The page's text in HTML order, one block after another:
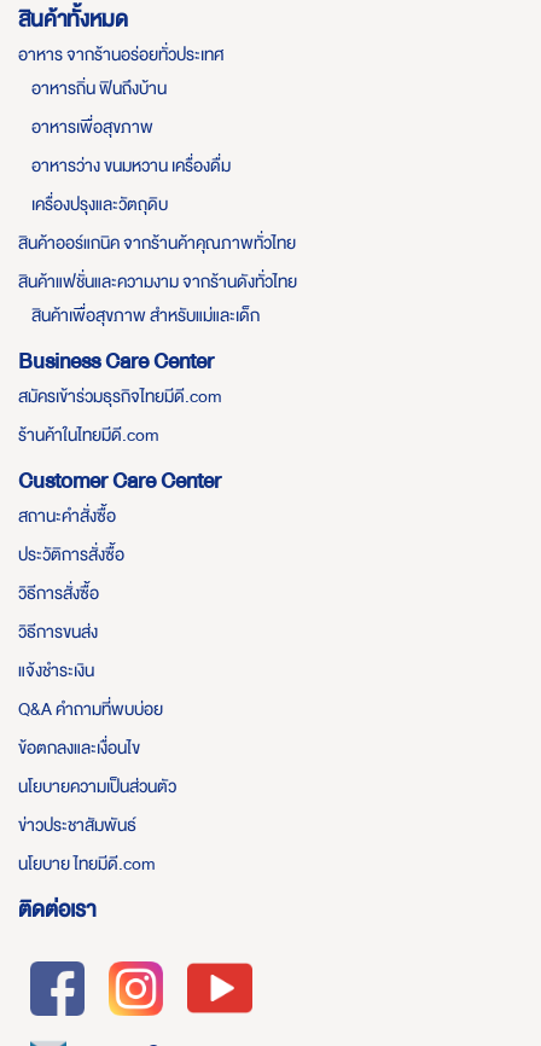
สินค้าทั้งหมด
อาหาร จากร้านอร่อยทั่วประเทศ
อาหารถิ่น ฟินถึงบ้าน
อาหารเพื่อสุขภาพ
อาหารว่าง ขนมหวาน เครื่องดื่ม
เครื่องปรุงและวัตถุดิบ
สินค้าออร์แกนิค จากร้านค้าคุณภาพทั่วไทย
สินค้าแฟชั่นและความงาม จากร้านดังทั่วไทย
สินค้าเพื่อสุขภาพ สำหรับแม่และเด็ก
Business Care Center
สมัครเข้าร่วมธุรกิจไทยมีดี.com
ร้านค้าในไทยมีดี.com
Customer Care Center
สถานะคำสั่งซื้อ
ประวัติการสั่งซื้อ
วิธีการสั่งซื้อ
วิธีการขนส่ง
แจ้งชำระเงิน
Q&A คำถามที่พบบ่อย
ข้อตกลงและเงื่อนไข
นโยบายความเป็นส่วนตัว
ข่าวประชาสัมพันธ์
นโยบาย ไทยมีดี.com
ติดต่อเรา